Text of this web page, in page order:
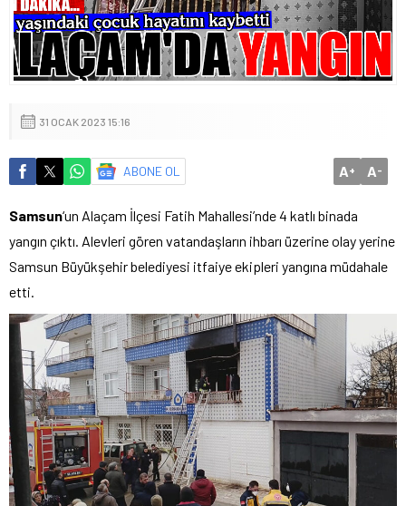
31 OCAK 2023 15:16
ABONE OL A+ A-
Samsun‘un Alaçam İlçesi Fatih Mahallesi’nde 4 katlı binada
yangın çıktı. Alevleri gören vatandaşların ihbarı üzerine olay yerine
Samsun Büyükşehir belediyesi itfaiye ekipleri yangına müdahale
etti.